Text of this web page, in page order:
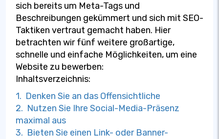
sich bereits um Meta-Tags und
Beschreibungen gekümmert und sich mit SEO-
Taktiken vertraut gemacht haben. Hier
betrachten wir fünf weitere großartige,
schnelle und einfache Möglichkeiten, um eine
Website zu bewerben:
Inhaltsverzeichnis:
1. Denken Sie an das Offensichtliche
2. Nutzen Sie Ihre Social-Media-Präsenz
maximal aus
3. Bieten Sie einen Link- oder Banner-